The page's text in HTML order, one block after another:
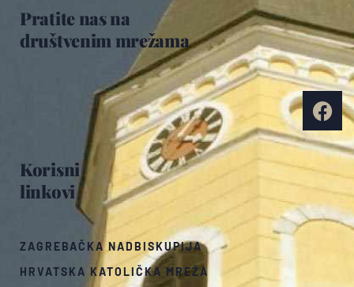
Korisni
linkovi
ZAGREBAČKA NADBISKUPIJA
HRVATSKA KATOLIČKA MREŽA
Pratite nas na
društvenim mrežama